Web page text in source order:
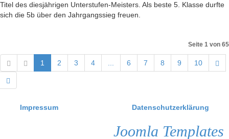
Titel des diesjährigen Unterstufen-Meisters. Als beste 5. Klasse durfte
sich die 5b über den Jahrgangssieg freuen.
Seite 1 von 65
1 2 3 4 6 7 8 9 10
Impressum Datenschutzerklärung
Joomla Templates